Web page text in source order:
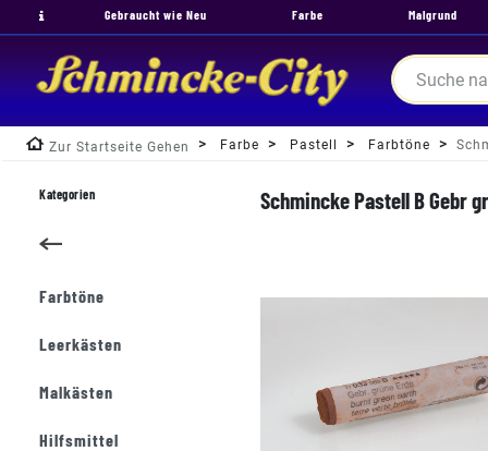
Gebraucht wie Neu Farbe Malgrund
Zur Startseite Gehen Farbe Pastell Farbtöne
Schmincke Pastell B Gebr
Kategorien
Farbtöne
Leerkästen
Malkästen
Hilfsmittel